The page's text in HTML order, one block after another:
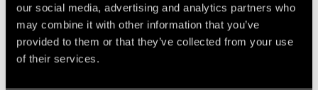
our social media, advertising and analytics partners who
may combine it with other information that you’ve
provided to them or that they’ve collected from your use
of their services.